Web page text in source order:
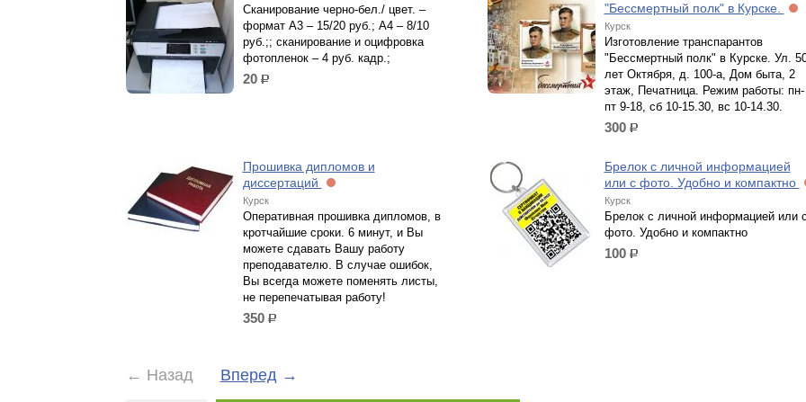
Сканирование черно-бел./ цвет. –
формат A3 – 15/20 руб.; А4 – 8/10
руб.;; сканирование и оцифровка
фотопленок – 4 руб. кадр.;
20 р.
"Бессмертный полк" в Курске.
Курск
Изготовление транспарантов
"Бессмертный полк" в Курске. Ул.
лет Октября, д. 100-а, Дом быта, 2
этаж, Печатница. Режим работы: пн-
пт 9-18, сб 10-15.30, вс 10-14.30.
300 р.
Прошивка дипломов и
диссертаций
Курск
Оперативная прошивка дипломов, в
кротчайшие сроки. 6 минут, и Вы
можете сдавать Вашу работу
преподавателю. В случае ошибок,
Вы всегда можете поменять листы,
не перепечатывая работу!
350 р.
Брелок с личной информацией
или с фото. Удобно и компактно
Курск
Брелок с личной информацией или
фото. Удобно и компактно
100 р.
← Назад Вперед→